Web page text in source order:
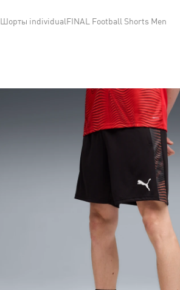
Шорты individualFINAL Football Shorts Men